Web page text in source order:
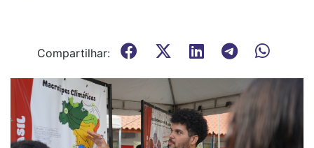
Compartilhar: